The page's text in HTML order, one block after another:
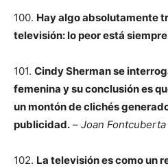
100. Hay algo absolutamente
televisión: lo peor está
101. Cindy Sherman se
femenina y su conclusión es
un montón de clichés
publicidad. – Joan
102. La televisión es como un